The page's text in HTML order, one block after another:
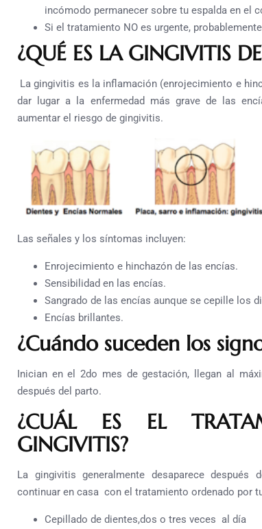
incómodo permanecer sobre tu espalda en el
Si el tratamiento NO es urgente,
¿QUÉ ES LA GINGIVITIS
La gingivitis es la inflamación (enrojecimiento e
dar lugar a la enfermedad más grave de las
aumentar el riesgo de gingivitis.
Las señales y los síntomas incluyen:
Enrojecimiento e hinchazón de las encías.
Sensibilidad en las encías.
Sangrado de las encías aunque se cepille los
Encías brillantes.
¿Cuándo suceden los
Inician en el 2do mes de gestación, llegan al
después del parto.
¿CUÁL ES EL
GINGIVITIS?
La gingivitis generalmente desaparece después
continuar en casa con el tratamiento ordenado por
Cepillado de dientes,dos o tres veces al día